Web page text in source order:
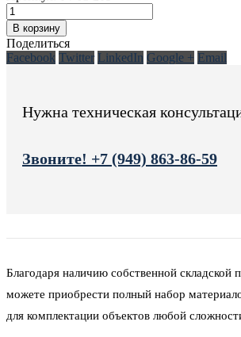
В корзину
Поделиться
Facebook Twitter LinkedIn Google + Email
Нужна техническая
Звоните! +7 (949) 863-86-59
Благодаря наличию собственной складской
можете приобрести полный набор
для комплектации объектов любой